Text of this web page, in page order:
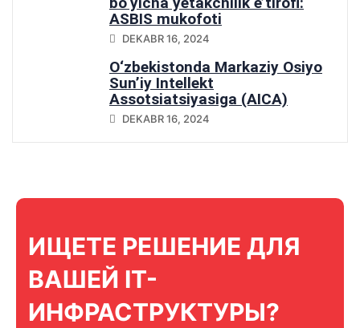
ASBIS mukofoti
DEKABR 16, 2024
O‘zbekistonda Markaziy Osiyo
Sun’iy Intellekt
Assotsiatsiyasiga (AICA)
qo‘shilish
DEKABR 16, 2024
ИЩЕТЕ РЕШЕНИЕ ДЛЯ
ВАШЕЙ IT-
ИНФРАСТРУКТУРЫ?